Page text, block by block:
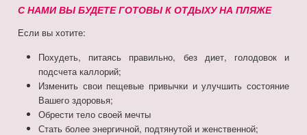
С НАМИ ВЫ БУДЕТЕ ГОТОВЫ К ОТДЫХУ НА ПЛЯЖЕ
Если вы хотите:
Похудеть, питаясь правильно, без диет, голодовок и
подсчета каллорий;
Изменить свои пещевые привычки и улучшить состояние
Вашего здоровья;
Обрести тело своей мечты
Стать более энергичной, подтянутой и женственной;